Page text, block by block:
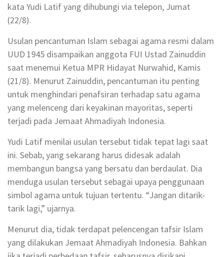
kata Yudi Latif yang dihubungi via telepon, Jumat
(22/8).
Usulan pencantuman Islam sebagai agama resmi dalam
UUD 1945 disampaikan anggota FUI Ustad Zainuddin
saat menemui Ketua MPR Hidayat Nurwahid, Kamis
(21/8). Menurut Zainuddin, pencantuman itu penting
untuk menghindari penafsiran terhadap satu agama
yang melenceng dari keyakinan mayoritas, seperti
terjadi pada Jemaat Ahmadiyah Indonesia.
Yudi Latif menilai usulan tersebut tidak tepat lagi saat
ini. Sebab, yang sekarang harus didesak adalah
membangun bangsa yang bersatu dan berdaulat. Dia
menduga usulan tersebut sebagai upaya penggunaan
simbol agama untuk tujuan tertentu. “Jangan ditarik-
tarik lagi,” ujarnya.
Menurut dia, tidak terdapat pelencengan tafsir Islam
yang dilakukan Jemaat Ahmadiyah Indonesia. Bahkan